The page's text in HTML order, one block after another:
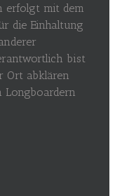
erfolgt mit dem
die Einhaltung
bist
Ort abklären
Longboardern